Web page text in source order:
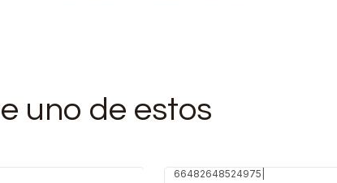
uno de estos
66482648524975